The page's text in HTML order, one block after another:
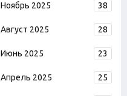
Ноябрь 2025 38
Август 2025 28
Июнь 2025 23
Апрель 2025 25